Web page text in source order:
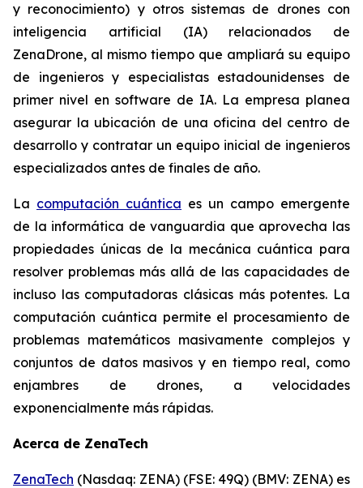
y reconocimiento) y otros sistemas de drones con
inteligencia artificial (IA) relacionados de
ZenaDrone, al mismo tiempo que ampliará su equipo
de ingenieros y especialistas estadounidenses de
primer nivel en software de IA. La empresa planea
asegurar la ubicación de una oficina del centro de
desarrollo y contratar un equipo inicial de ingenieros
especializados antes de finales de año.
La computación cuántica es un campo emergente
de la informática de vanguardia que aprovecha las
propiedades únicas de la mecánica cuántica para
resolver problemas más allá de las capacidades de
incluso las computadoras clásicas más potentes. La
computación cuántica permite el procesamiento de
problemas matemáticos masivamente complejos y
conjuntos de datos masivos y en tiempo real, como
enjambres de drones, a velocidades
exponencialmente más rápidas.
Acerca de ZenaTech
ZenaTech (Nasdaq: ZENA) (FSE: 49Q) (BMV: ZENA) es